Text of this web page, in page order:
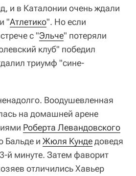
и в Каталонии очень ждали
"Атлетико". Но если
с "Эльче" потеряли
клуб" победил
триумф "сине-
Воодушевленная
на домашней арене
Роберта Левандовского
Бальде и Жюля Кундедоведя
й минуте. Затем фаворит
отличились Хавьер